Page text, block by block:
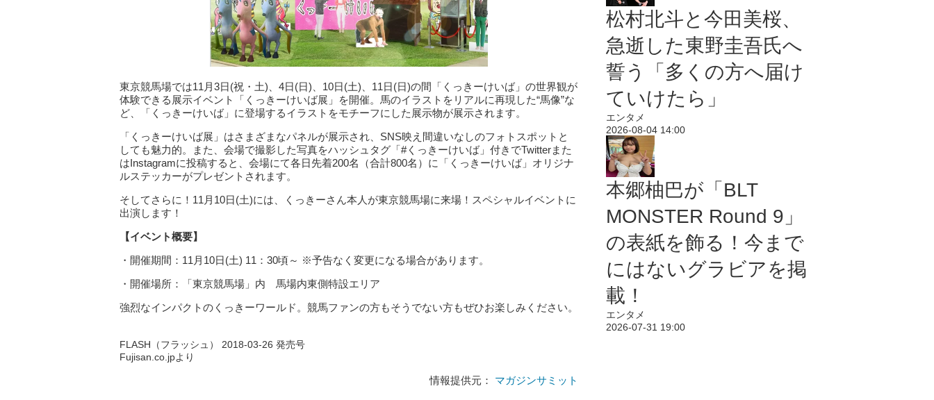
東京競馬場では11月3日(祝・土)、4日(日)、10日(土)、11日(日)の間「くっきーけいば」の世界観が
体験できる展示イベント「くっきーけいば展」を開催。馬のイラストをリアルに再現した“馬像”な
ど、「くっきーけいば」に登場するイラストをモチーフにした展示物が展示されます。
「くっきーけいば展」はさまざまなパネルが展示され、SNS映え間違いなしのフォトスポットと
しても魅力的。また、会場で撮影した写真をハッシュタグ「#くっきーけいば」付きでTwitterまた
はInstagramに投稿すると、会場にて各日先着200名（合計800名）に「くっきーけいば」オリジナ
ルステッカーがプレゼントされます。
そしてさらに！11月10日(土)には、くっきーさん本人が東京競馬場に来場！スペシャルイベントに
出演します！
【イベント概要】
・開催期間：11月10日(土) 11：30頃～ ※予告なく変更になる場合があります。
・開催場所：「東京競馬場」内 馬場内東側特設エリア
強烈なインパクトのくっきーワールド。競馬ファンの方もそうでない方もぜひお楽しみください。
FLASH（フラッシュ） 2018-03-26 発売号
Fujisan.co.jpより
情報提供元： マガジンサミット
松村北斗と今田美桜、
急逝した東野圭吾氏へ
誓う「多くの方へ届け
ていけたら」
エンタメ
2026-08-04 14:00
本郷柚巴が「BLT
MONSTER Round 9」
の表紙を飾る！今まで
にはないグラビアを掲
載！
エンタメ
2026-07-31 19:00